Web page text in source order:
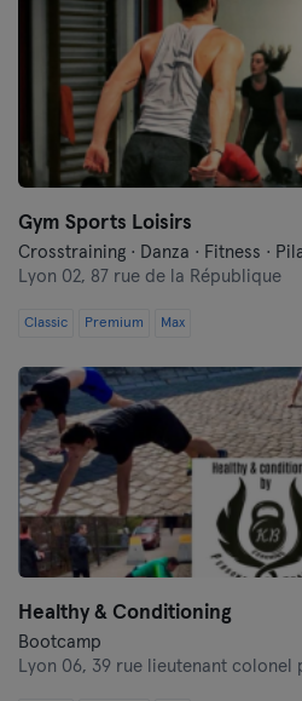
Gym Sports Loisirs
Crosstraining · Danza · Fitness ·
Lyon 02, 87 rue de la République
Classic Premium Max
Healthy & Conditioning
Bootcamp
Lyon 06, 39 rue lieutenant colonel